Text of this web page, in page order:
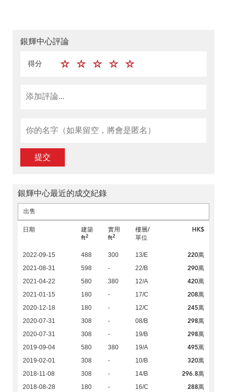
銀輝中心評論
得分
提交
銀輝中心最近的成交紀錄
出售
日期
建築
ft2
實用
ft2
樓層/
單位
HK$
2022-09-15 488 300 13/E 220萬
2021-08-31 598 - 22/B 290萬
2021-04-22 580 380 12/A 420萬
2021-01-15 180 - 17/C 208萬
2020-12-18 180 - 12/C 245萬
2020-07-31 308 - 08/B 298萬
2020-07-31 308 - 19/B 298萬
2019-09-04 580 380 19/A 495萬
2019-02-01 308 - 10/B 320萬
2018-11-08 308 - 14/B 296.8萬
2018-08-28 180 - 16/C 288萬